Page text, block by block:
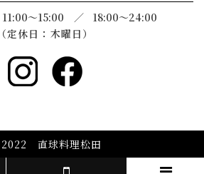
～15:00 ／​​​​​ 18:00～24:00
（定休日：木曜日）
直球料理松田